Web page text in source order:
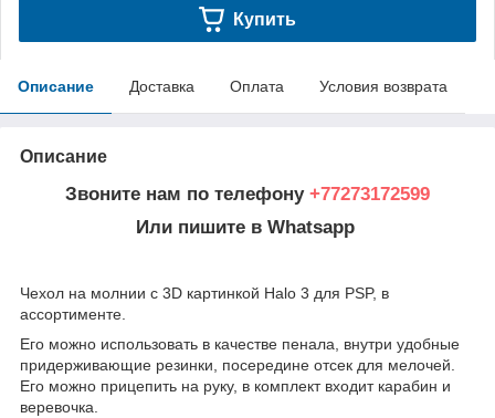
Купить
Описание Доставка Оплата Условия возврата
Описание
Звоните нам по телефону +77273172599
Или пишите в Whatsapp
Чехол на молнии с 3D картинкой Halo 3 для PSP, в
ассортименте.
Его можно использовать в качестве пенала, внутри удобные
придерживающие резинки, посередине отсек для мелочей.
Его можно прицепить на руку, в комплект входит карабин и
веревочка.